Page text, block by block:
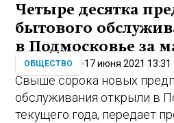
Четыре десятка
бытового
в Подмосковье за
ОБЩЕСТВО 17 июня 2021 13:31
Свыше сорока новых
обслуживания открыли в
текущего года, передает